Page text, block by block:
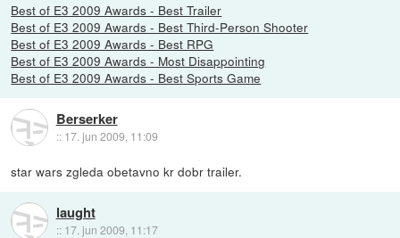
Best of E3 2009 Awards - Best Trailer
Best of E3 2009 Awards - Best Third-Person Shooter
Best of E3 2009 Awards - Best RPG
Best of E3 2009 Awards - Most Disappointing
Best of E3 2009 Awards - Best Sports Game
Berserker
:: 17. jun 2009, 11:09
star wars zgleda obetavno kr dobr trailer.
laught
:: 17. jun 2009, 11:17